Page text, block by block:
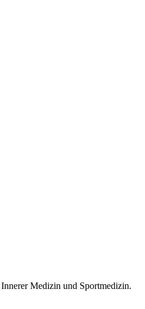
Medizin und Sportmedizin.